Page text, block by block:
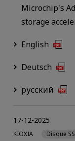
Microchip's
storage
English
Deutsch
русский
17-12-2025
KIOXIA Disque